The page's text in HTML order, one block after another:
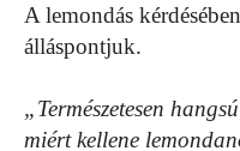
A lemondás
álláspontjuk.
„Természetesen
miért kellene